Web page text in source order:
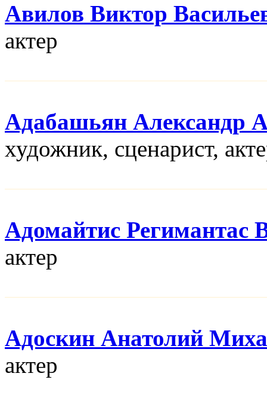
Авилов Виктор
актер
Адабашьян Александр
художник, сценарист,
Адомайтис Регимантас
актер
Адоскин Анатолий
актер